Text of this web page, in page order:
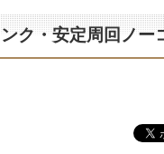
ク・安定周回ノー